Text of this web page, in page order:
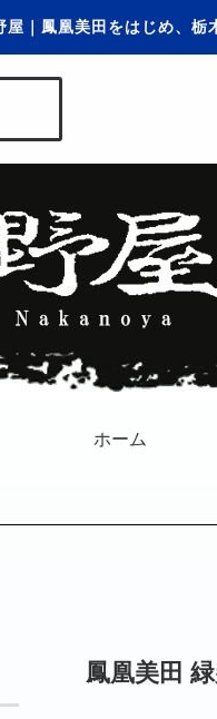
屋｜鳳凰美田をはじめ、
ホーム
鳳凰美田